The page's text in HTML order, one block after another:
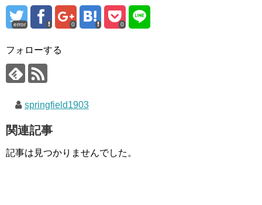
error 0 0
フォローする
springfield1903
関連記事
記事は見つかりませんでした。